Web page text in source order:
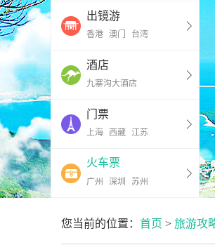
出镜游
香港 澳门 台湾
酒店
九寨沟大酒店
门票
上海 西藏 江苏
火车票
广州 深圳 苏州
您当前的位置： 首页 > 旅游攻